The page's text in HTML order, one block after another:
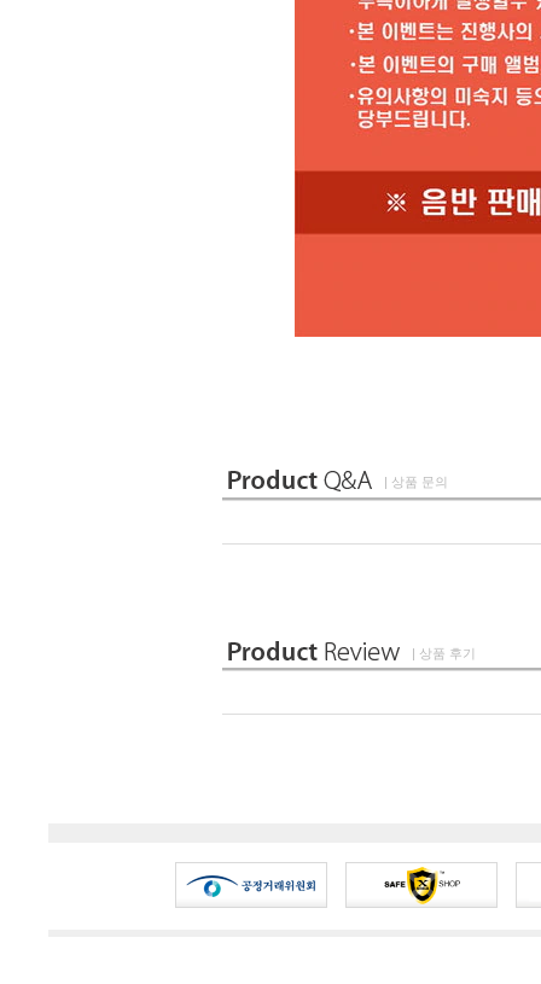
| 상품 문의
| 상품 후기